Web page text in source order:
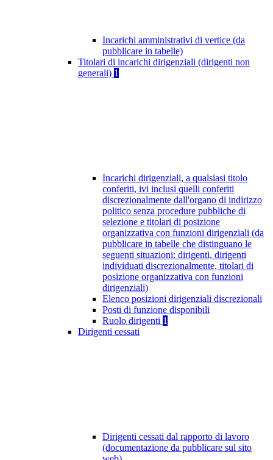
Incarichi amministrativi di vertice (da
pubblicare in tabelle)
Titolari di incarichi dirigenziali (dirigenti non
generali) 1
Incarichi dirigenziali, a qualsiasi titolo
conferiti, ivi inclusi quelli conferiti
discrezionalmente dall'organo di indirizzo
politico senza procedure pubbliche di
selezione e titolari di posizione
organizzativa con funzioni dirigenziali (da
pubblicare in tabelle che distinguano le
seguenti situazioni: dirigenti, dirigenti
individuati discrezionalmente, titolari di
posizione organizzativa con funzioni
dirigenziali)
Elenco posizioni dirigenziali discrezionali
Posti di funzione disponibili
Ruolo dirigenti 1
Dirigenti cessati
Dirigenti cessati dal rapporto di lavoro
(documentazione da pubblicare sul sito